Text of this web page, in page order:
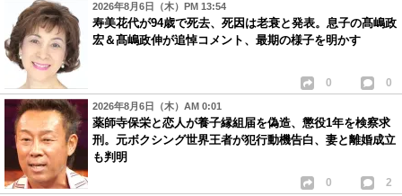
2026年8月6日（木）PM 13:54
寿美花代が94歳で死去、死因は老衰と発表。息子の髙嶋政
宏＆髙嶋政伸が追悼コメント、最期の様子を明かす
0 0
2026年8月6日（木）AM 0:01
薬師寺保栄と恋人が養子縁組届を偽造、懲役1年を検察求
刑。元ボクシング世界王者が犯行動機告白、妻と離婚成立
も判明
0 2